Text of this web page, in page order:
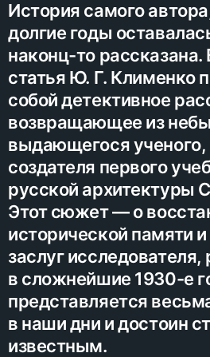
История самого
долгие годы
наконц-то рассказана.
статья Ю. Г. Клименко
собой детективное
возвращающее из
выдающегося ученого,
создателя первого
русской архитектуры
Этот сюжет — о
исторической памяти
заслуг
в сложнейшие 1930-е
представляется
в наши дни и достоин
известным.